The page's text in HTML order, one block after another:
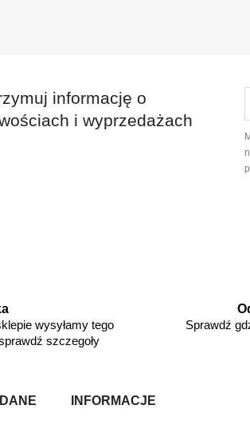
informację o
i wyprzedażach
wysyłamy tego
szczegoły
Sprawdź
INFORMACJE